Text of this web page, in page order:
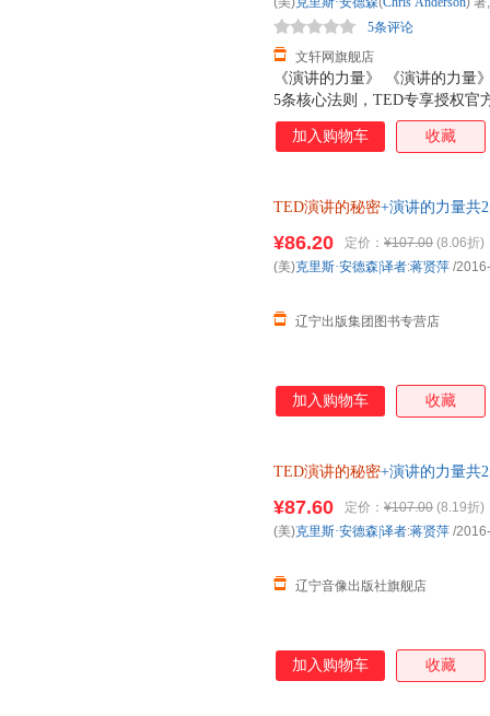
至深的致辞？如何做一场精彩
谈判桌上赢得更大筹码？……这
《演讲的力量》 《演讲的力量
5条核心法则，TED专享授权官
平、周鸿祎、史蒂芬·平克、亚
联袂推荐！很好演说家只做不
大会组织者和演讲者、高德纳
世界拥有感染力的65个TED演
会说话的那些人学表达！★聚
文轩网旗舰店
5条评论
加入购物车 收藏
TED演讲的秘密+演讲的力量共
¥86.20 定价： ¥107.00 (8.06折)
辽宁出版集团图书专营店
(美)克里斯·安德森|译者:蒋贤萍 /
加入购物车 收藏
TED演讲的秘密+演讲的力量共
¥87.60 定价： ¥107.00 (8.19折)
辽宁音像出版社旗舰店
(美)克里斯·安德森|译者:蒋贤萍 /
加入购物车 收藏